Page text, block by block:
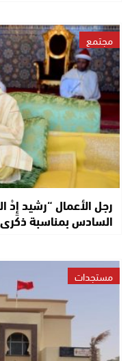
مجتمع
رجل الأعمال “رشيد
السادس بمناسبة
مستجدات